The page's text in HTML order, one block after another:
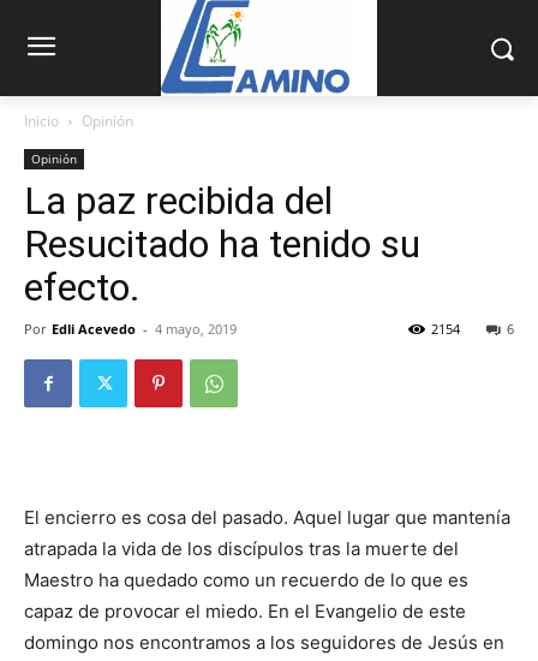
Inicio Opinión
Opinión
La paz recibida del
Resucitado ha tenido su
efecto.
Por Edli Acevedo - 4 mayo, 2019 6
2154
El encierro es cosa del pasado. Aquel lugar que mantenía
atrapada la vida de los discípulos tras la muerte del
Maestro ha quedado como un recuerdo de lo que es
capaz de provocar el miedo. En el Evangelio de este
domingo nos encontramos a los seguidores de Jesús en